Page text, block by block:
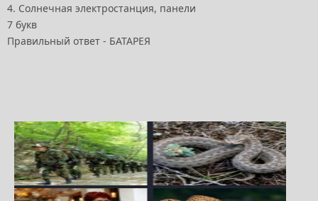
4. Солнечная электростанция, панели
7 букв
Правильный ответ - БАТАРЕЯ